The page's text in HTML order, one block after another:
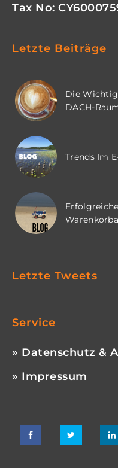
Tax No:
Letzte Beiträge
Die
DACH-
Trends Im
Letzte Tweets
Service
» Datenschutz &
» Impressum